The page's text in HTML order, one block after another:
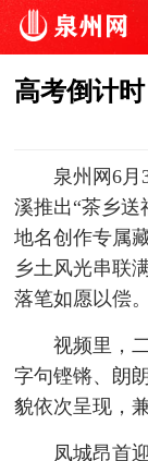
高考倒计
泉州网6
溪推出“茶乡送
地名创作专属
乡土风光串联
落笔如愿以偿。
视频里，
字句铿锵、朗
貌依次呈现，
凤城昂首